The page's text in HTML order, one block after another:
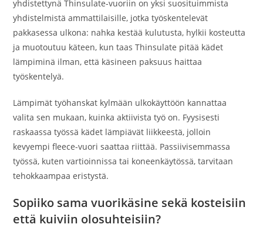
yhdistettynä Thinsulate-vuoriin on yksi suosituimmista
yhdistelmistä ammattilaisille, jotka työskentelevät
pakkasessa ulkona: nahka kestää kulutusta, hylkii kosteutta
ja muotoutuu käteen, kun taas Thinsulate pitää kädet
lämpiminä ilman, että käsineen paksuus haittaa
työskentelyä.
Lämpimät työhanskat kylmään ulkokäyttöön kannattaa
valita sen mukaan, kuinka aktiivista työ on. Fyysisesti
raskaassa työssä kädet lämpiävät liikkeestä, jolloin
kevyempi fleece-vuori saattaa riittää. Passiivisemmassa
työssä, kuten vartioinnissa tai koneenkäytössä, tarvitaan
tehokkaampaa eristystä.
Sopiiko sama vuorikäsine sekä kosteisiin
että kuiviin olosuhteisiin?